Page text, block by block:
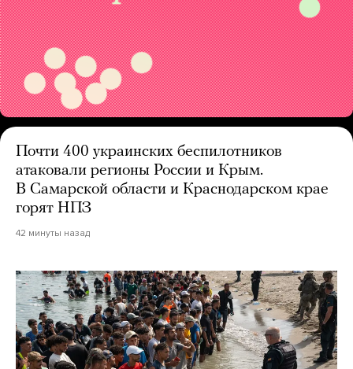
Почти 400 украинских беспилотников
атаковали регионы России и Крым.
В Самарской области и Краснодарском крае
горят НПЗ
42 минуты назад